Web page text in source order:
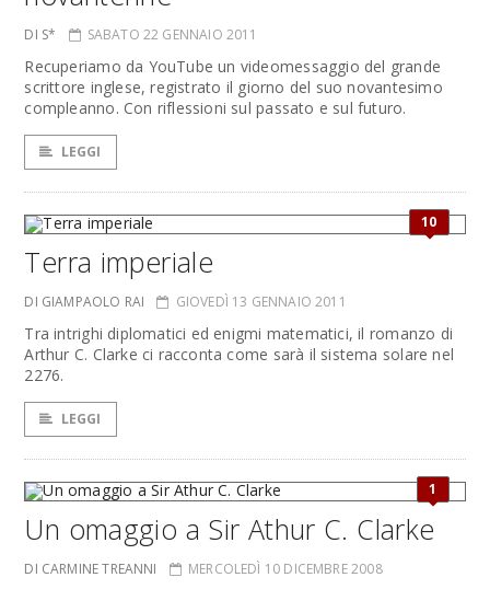
DI S* SABATO 22 GENNAIO 2011
Recuperiamo da YouTube un videomessaggio del grande
scrittore inglese, registrato il giorno del suo novantesimo
compleanno. Con riflessioni sul passato e sul futuro.
LEGGI
10
Terra imperiale
DI GIAMPAOLO RAI GIOVEDÌ 13 GENNAIO 2011
Tra intrighi diplomatici ed enigmi matematici, il romanzo di
Arthur C. Clarke ci racconta come sarà il sistema solare nel
2276.
LEGGI
1
Un omaggio a Sir Athur C. Clarke
DI CARMINE TREANNI MERCOLEDÌ 10 DICEMBRE 2008